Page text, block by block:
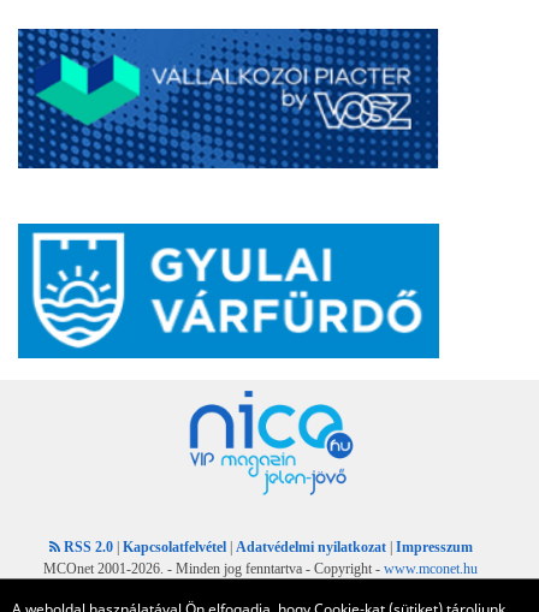
RSS 2.0 Kapcsolatfelvétel Adatvédelmi nyilatkozat
Impresszum
MCOnet 2001-2026. - Minden jog fenntartva - Copyright - www.mconet.hu